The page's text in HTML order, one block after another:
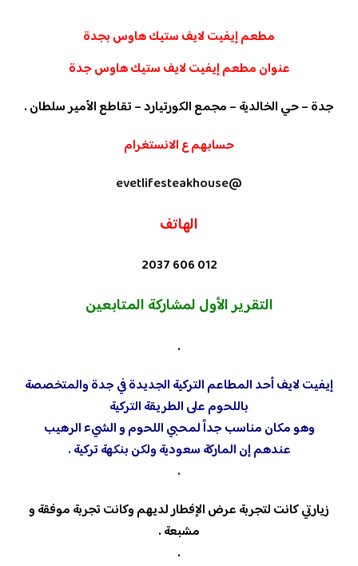
مطعم إيفيت لايف ستيك هاوس بجدة
عنوان مطعم إيفيت لايف ستيك هاوس جدة
جدة – حي الخالدية – مجمع الكورتيارد – تقاطع الأمير سلطان .
حسابهم ع الانستغرام
@evetlifesteakhouse
الهاتف
012 606 2037
التقريرالأول لمشاركة المتابعين
.
إيفيت لايف أحد المطاعم التركية الجديدة في جدة والمتخصصة
باللحوم على الطريقة التركية
وهو مكان مناسب جداً لمحبي اللحوم و الشيء الرهيب
عندهم إن الماركة سعودية ولكن بنكهة تركية .
.
زيارتي كانت لتجربة عرض الإفطار لديهم وكانت تجربة موفقة و
مشبعة .
.